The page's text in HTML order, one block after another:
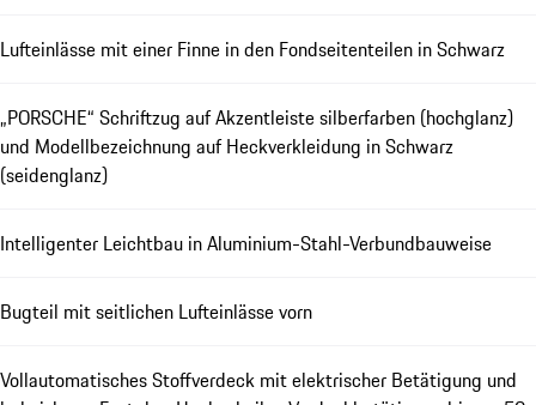
Lufteinlässe mit einer Finne in den Fondseitenteilen in Schwarz
„PORSCHE“ Schriftzug auf Akzentleiste silberfarben (hochglanz)
und Modellbezeichnung auf Heckverkleidung in Schwarz
(seidenglanz)
Intelligenter Leichtbau in Aluminium-Stahl-Verbundbauweise
Bugteil mit seitlichen Lufteinlässe vorn
Vollautomatisches Stoffverdeck mit elektrischer Betätigung und